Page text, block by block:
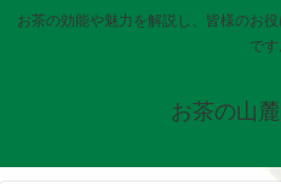
お茶の効能や魅力を解説し、皆様のお
です
お茶の山